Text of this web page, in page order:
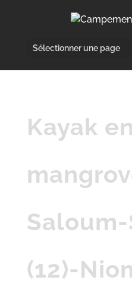
Sélectionner une page
Kayak en
(12)-